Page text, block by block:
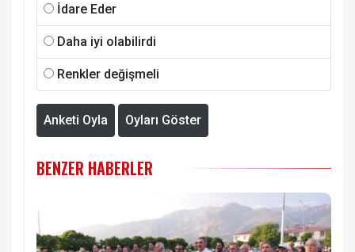
İdare Eder
Daha iyi olabilirdi
Renkler değişmeli
Anketi Oyla Oyları Göster
BENZER HABERLER